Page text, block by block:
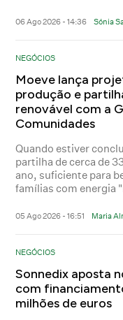
06 Ago 2026 - 14:36 Sónia
NEGÓCIOS
Moeve lança
produção e
renovável com a
Comunidades
Quando estiver
partilha de cerca de
ano, suficiente para
famílias com energia
05 Ago 2026 - 16:51 Maria
NEGÓCIOS
Sonnedix aposta
com
milhões de euros